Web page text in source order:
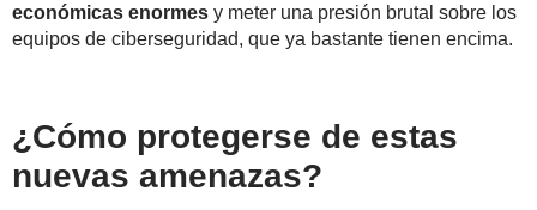
económicas enormes y meter una presión brutal sobre los
equipos de ciberseguridad, que ya bastante tienen encima.
¿Cómo protegerse de estas
nuevas amenazas?